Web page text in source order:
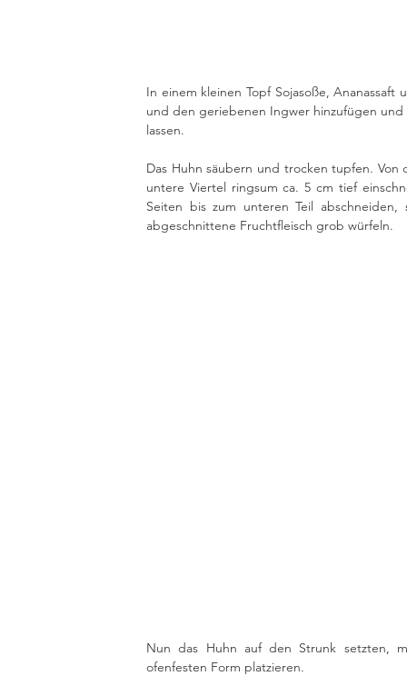
In einem kleinen Topf Sojasoße,
und den geriebenen Ingwer hinzufügen
lassen.
Das Huhn säubern und trocken tupfen.
untere Viertel ringsum ca. 5 cm tief
Seiten bis zum unteren Teil
abgeschnittene Fruchtfleisch grob würfeln.
Nun das Huhn auf den Strunk setzten,
ofenfesten Form platzieren.